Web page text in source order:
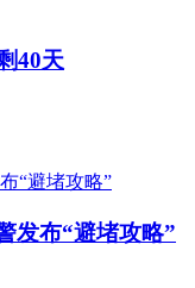
40天
发布“避堵攻略”